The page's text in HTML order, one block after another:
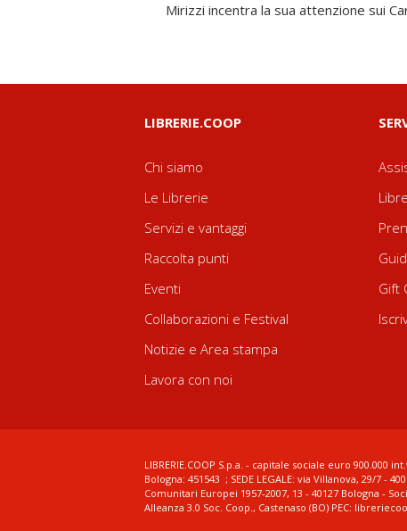
Mirizzi incentra la sua attenzione sui
LIBRERIE.COOP
Chi siamo
Le Librerie
Servizi e vantaggi
Raccolta punti
Eventi
Collaborazioni e Festival
Notizie e Area stampa
Lavora con noi
Gift
LIBRERIE.COOP S.p.a. - capitale sociale euro 900.000
Bologna: 451543 ; SEDE LEGALE: via Villanova, 29/7 -
Comunitari Europei 1957-2007, 13 - 40127 Bologna -
Alleanza 3.0 Soc. Coop., Castenaso (BO) PEC: